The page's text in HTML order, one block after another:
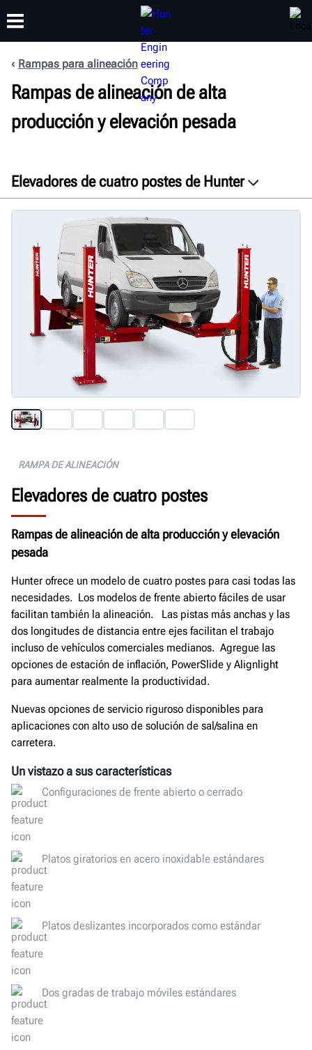
PRODUCTOS SOPORTE
CAPACITACIÓN
Rampas para alineación
Rampas de alineación de alta
producción y elevación pesada
Elevadores de cuatro postes de Hunter
Características
Galería
Especificaciones
Documentos
Obtener una cotización gratuita
RAMPA DE ALINEACIÓN
Elevadores de cuatro postes
Rampas de alineación de alta producción y elevación
pesada
Hunter ofrece un modelo de cuatro postes para casi todas las
necesidades. Los modelos de frente abierto fáciles de usar
facilitan también la alineación. Las pistas más anchas y las
dos longitudes de distancia entre ejes facilitan el trabajo
incluso de vehículos comerciales medianos. Agregue las
opciones de estación de inflación, PowerSlide y Alignlight
para aumentar realmente la productividad.
Nuevas opciones de servicio riguroso disponibles para
aplicaciones con alto uso de solución de sal/salina en
carretera.
Un vistazo a sus características
Configuraciones de frente abierto o cerrado
Platos giratorios en acero inoxidable estándares
Platos deslizantes incorporados como estándar
Dos gradas de trabajo móviles estándares